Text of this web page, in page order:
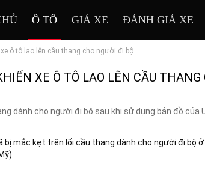
Ô TÔ GIÁ XE ĐÁNH GIÁ XE
ô tô lao lên cầu thang cho người đi bộ
XE Ô TÔ LAO LÊN CẦU
dành cho người đi bộ sau khi sử dụng bản đồ của
bị mắc kẹt trên lối cầu thang dành cho người đi bộ